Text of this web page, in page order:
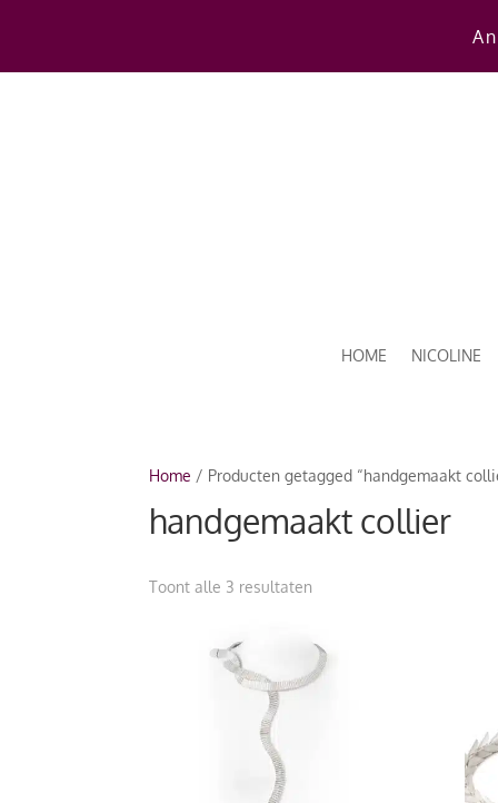
HOME NICOLINE
Home / Producten getagged “handgemaakt
handgemaakt collier
Toont alle 3 resultaten
hoog
naar